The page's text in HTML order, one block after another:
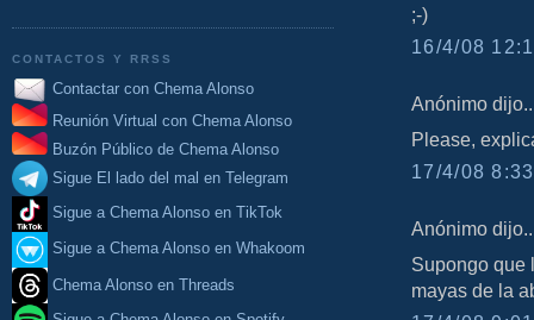
CONTACTOS Y RRSS
Contactar con Chema Alonso
Reunión Virtual con Chema Alonso
Buzón Público de Chema Alonso
Sigue El lado del mal en Telegram
Sigue a Chema Alonso en TikTok
Sigue a Chema Alonso en Whakoom
Chema Alonso en Threads
;-)
16/4/08
Anónimo
Please,
17/4/08
Anónimo
Supongo que
mayas de la